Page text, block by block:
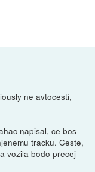
ne avtocesti,
napisal, ce bos
tracku. Ceste,
vozila bodo precej